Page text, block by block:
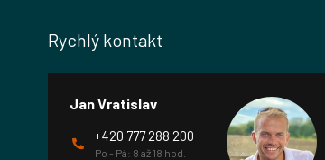
Rychlý kontakt
Jan Vratislav
+420 777 288 200
Po - Pá: 8 až 18 hod.